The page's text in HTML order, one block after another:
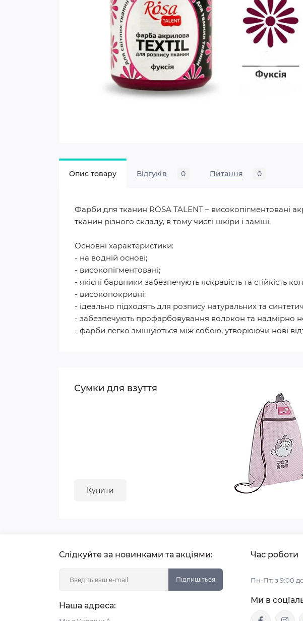
Опис товару Відгуків 0 Питання 0
Фарби для тканин ROSA TALENT – високопігментовані
тканин різного складу, в тому числі шкіри і замші.
Основні характеристики:
- на водній основі;
- високопігментовані;
- якісні барвники забезпечують яскравість та стійкість
- високопокривні;
- ідеально підходять для розпису натуральних та
- забезпечують профарбовування волокон та надмірно
- фарби легко змішуються між собою, утворюючи нові
Сумки для взуття
Купити
Слідкуйте за новинками та акціями:
Підпишіться
Наша адреса:
Час роботи
Пн-Пт: з 9:00
Ми в